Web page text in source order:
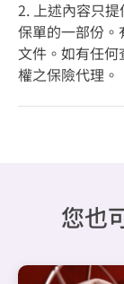
2. 上述內容只
保單的一部份
文件。如有任
權之保險代理。
您也